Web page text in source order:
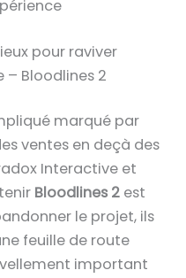
pour raviver
– Bloodlines 2
marqué par
ventes en deçà des
Interactive et
Bloodlines 2 est
le projet, ils
feuille de route
important